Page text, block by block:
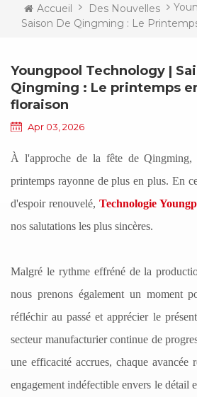
Accueil Des Nouvelles
Saison De Qingming : Le
Youngpool Technology |
Qingming : Le printemps
floraison
Apr 03, 2026
À l'approche de la fête de
printemps rayonne de plus en plus. En
d'espoir renouvelé, Technologie
nos salutations les plus sincères.
Malgré le rythme effréné de la
nous prenons également un moment
réfléchir au passé et apprécier le
secteur manufacturier continue de
une efficacité accrues, chaque avancée
engagement indéfectible envers le détail